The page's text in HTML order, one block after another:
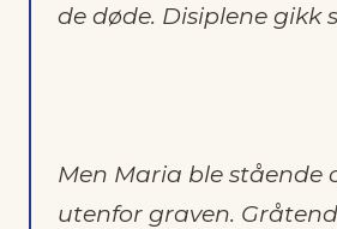
de døde. Disiplene gikk
Men Maria ble stående
utenfor graven.